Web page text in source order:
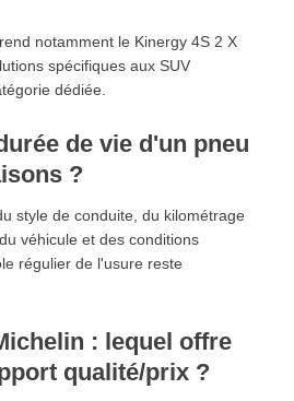
notamment le Kinergy 4S 2 X
spécifiques aux SUV
dédiée.
de vie d'un pneu
?
style de conduite, du kilométrage
véhicule et des conditions
régulier de l'usure reste
: lequel offre
qualité/prix ?